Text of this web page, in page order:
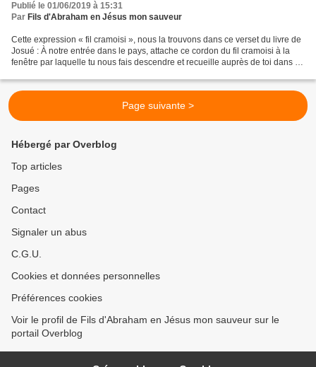
Publié le 01/06/2019 à 15:31
Par Fils d'Abraham en Jésus mon sauveur
Cette expression « fil cramoisi », nous la trouvons dans ce verset du livre de
Josué : À notre entrée dans le pays, attache ce cordon du fil cramoisi à la
fenêtre par laquelle tu nous fais descendre et recueille auprès de toi dans la
Page suivante >
Hébergé par Overblog
Top articles
Pages
Contact
Signaler un abus
C.G.U.
Cookies et données personnelles
Préférences cookies
Voir le profil de Fils d'Abraham en Jésus mon sauveur sur le
portail Overblog